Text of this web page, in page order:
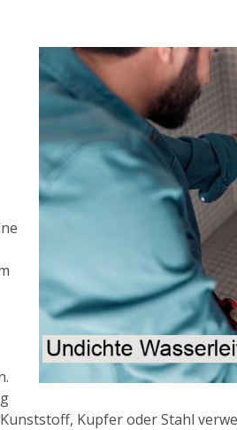
Kupfer oder Stahl